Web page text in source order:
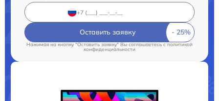
Оставить заявку
Нажимая на кнопку "Оставить заявку" Вы соглашаетесь cполитикой
конфиденциальности